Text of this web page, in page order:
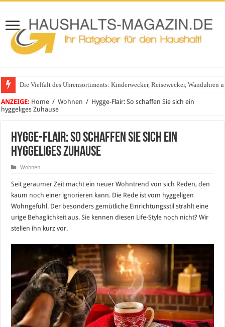
Die Vielfalt des Uhrensortiments: Kinderwecker, Reisewecker, Wanduhren
Glasgeländer in modernen Wohnhäusern
ANZEIGE: Home / Wohnen / Hygge-Flair: So schaffen Sie sich ein
hyggeliges Zuhause
Hygge-Flair: So schaffen Sie sich ein
hyggeliges Zuhause
Wohnen
Seit geraumer Zeit macht ein neuer Wohntrend von sich Reden, den
kaum noch einer ignorieren kann. Die Rede ist vom hyggeligen
Wohngefühl. Der besonders gemütliche Einrichtungsstil strahlt eine
urige Behaglichkeit aus. Sie kennen diesen Life-Style noch nicht? Wir
stellen ihn kurz vor.